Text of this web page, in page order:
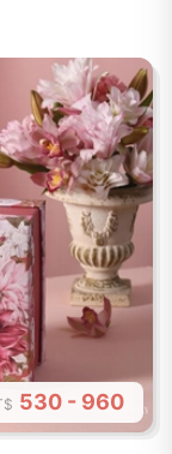
530 - 960